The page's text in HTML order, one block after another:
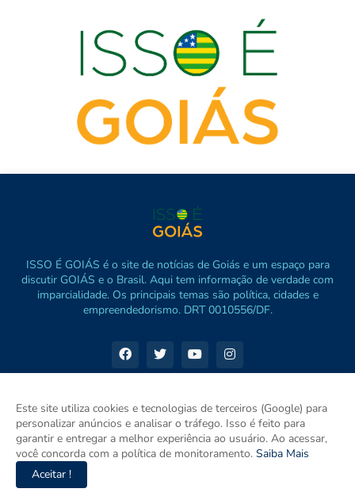
ISSO É GOIÁS é o site de notícias de Goiás e um espaço para
discutir GOIÁS e o Brasil. Aqui tem informação de verdade com
imparcialidade. Os principais temas são política, cidades e
empreendedorismo. DRT 0010556/DF.
Este site utiliza cookies e tecnologias de terceiros (Google) para
personalizar anúncios e analisar o tráfego. Isso é feito para
garantir e entregar a melhor experiência ao usuário. Ao acessar,
você concorda com a política de monitoramento. Saiba Mais
Aceitar !